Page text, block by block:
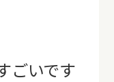
ごいです